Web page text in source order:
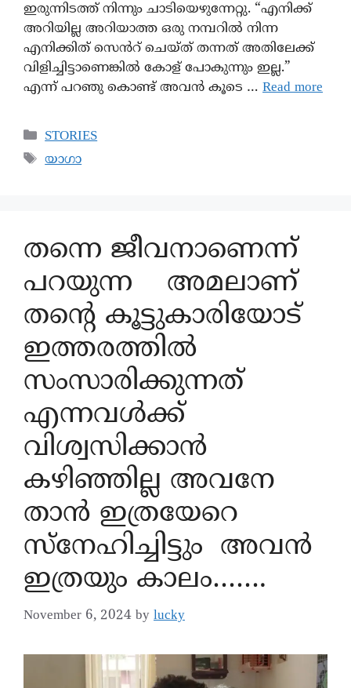
ഇരുന്നിടത്ത് നിന്നും ചാടിയെഴുന്നേറ്റു. “എനിക്ക്
അറിയില്ല അറിയാത്ത ഒരു നമ്പറിൽ നിന്ന
എനിക്കിത് സെൻറ് ചെയ്ത് തന്നത് അതിലേക്ക്
വിളിച്ചിട്ടാണെങ്കിൽ കോള് പോകുന്നും ഇല്ല.”
എന്ന് പറഞു കൊണ്ട് അവൻ കൂടെ … Read more
STORIES
യാഗാ
തന്നെ ജീവനാണെന്ന്
പറയുന്ന അമലാണ്
തന്റെ കൂട്ടുകാരിയോട്
ഇത്തരത്തിൽ
സംസാരിക്കുന്നത്
എന്നവൾക്ക്
വിശ്വസിക്കാൻ
കഴിഞ്ഞില്ല അവനേ
താൻ ഇത്രയേറെ
സ്നേഹിച്ചിട്ടും അവൻ
ഇത്രയും കാലം…….
November 6, 2024 by lucky